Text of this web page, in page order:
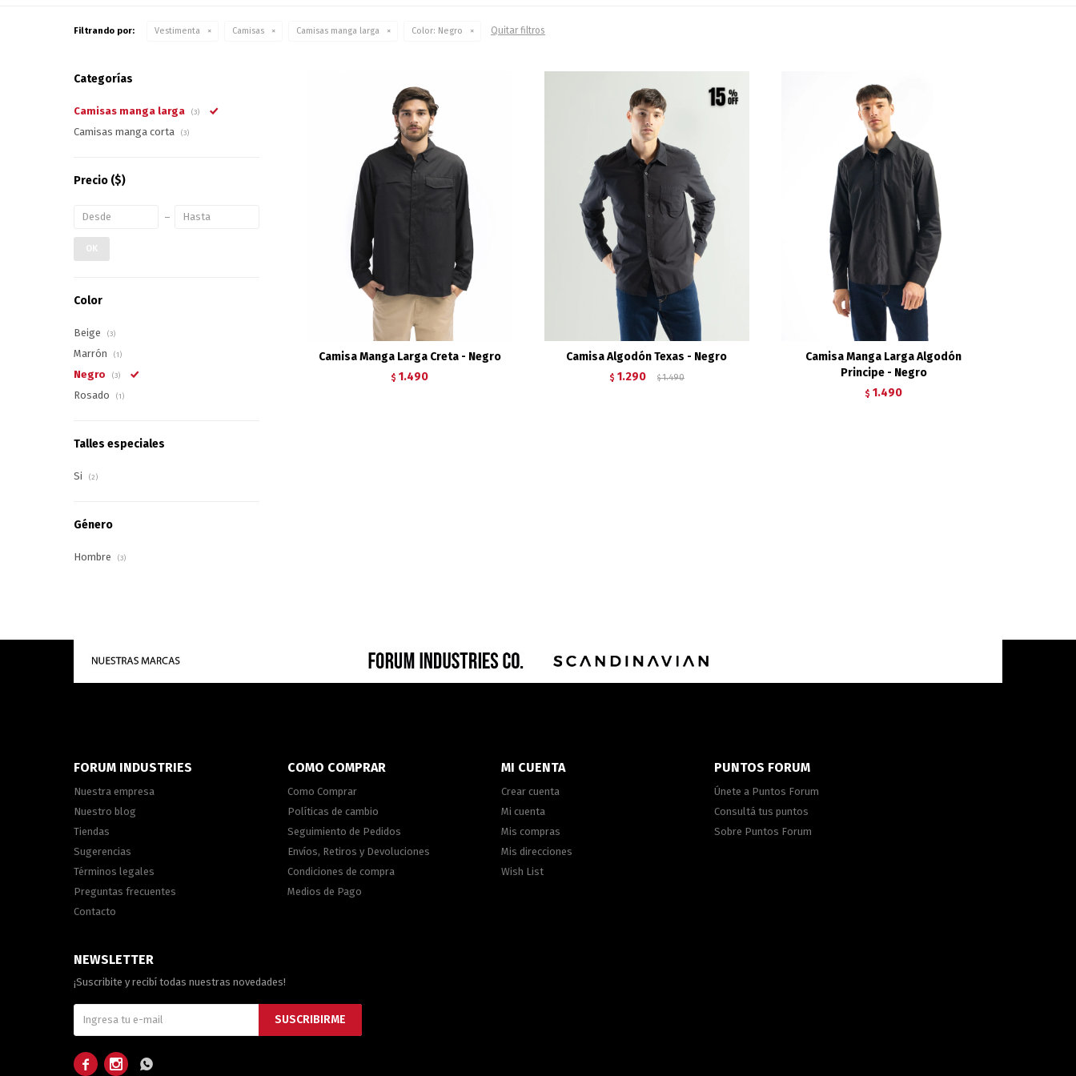
Filtrando por: Vestimenta Camisas Camisas manga larga Color: Negro Quitar filtros
Camisa Manga Larga Creta - Negro
$ 1.490
Camisa Algodón Texas - Negro
$ 1.290 $ 1.490
Camisa Manga Larga Algodón
Principe - Negro
$ 1.490
Categorías
Camisas manga larga (3)
Camisas manga corta (3)
Precio ($)
OK
Color
Beige (3)
Marrón (1)
Negro (3)
Rosado (1)
Talles especiales
Si (2)
Género
Hombre (3)
FORUM INDUSTRIES
Nuestra empresa
Nuestro blog
Tiendas
Sugerencias
Términos legales
Preguntas frecuentes
Contacto
COMO COMPRAR
Como Comprar
Políticas de cambio
Seguimiento de Pedidos
Envíos, Retiros y Devoluciones
Condiciones de compra
Medios de Pago
MI CUENTA
Crear cuenta
Mi cuenta
Mis compras
Mis direcciones
Wish List
PUNTOS FORUM
Únete a Puntos Forum
Consultá tus puntos
Sobre Puntos Forum
NEWSLETTER
¡Suscribite y recibí todas nuestras novedades!
SUSCRIBIRME
  